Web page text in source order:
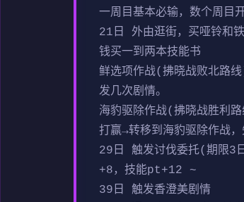
一周目基本必输，数个周目
21日 外由逛街，买哑铃和
钱买一到两本技能书
鲜选项作战(拂晓战败北路
发几次剧情。
海豹驱除作战(拂晓战胜利
打赢→转移到海豹驱除作战
29日 触发讨伐委托(期限3
+8，技能pt+12 ~
39日 触发香澄美剧情